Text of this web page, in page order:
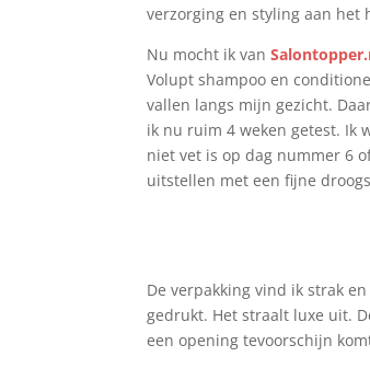
verzorging en styling aan het
Nu mocht ik van
Volupt shampoo en
vallen langs mijn gezicht.
ik nu ruim 4 weken getest. Ik
niet vet is op dag nummer 6
uitstellen met een fijne
De verpakking vind ik strak
gedrukt. Het straalt luxe uit.
een opening tevoorschijn